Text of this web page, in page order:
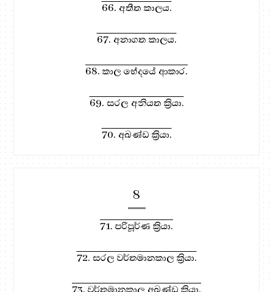
66. අතීත කාලය.
67. අනාගත කාලය.
68. කාල භේදයේ ආකාර.
69. සරල අනියත ක්‍රියා.
70. අඛණ්ඩ ක්‍රියා.
8
71. පරිපූර්ණ ක්‍රියා.
72. සරල වර්තමානකාල ක්‍රියා.